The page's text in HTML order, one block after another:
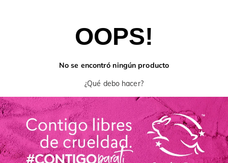
OOPS!
No se encontró ningún producto
¿Qué debo hacer?